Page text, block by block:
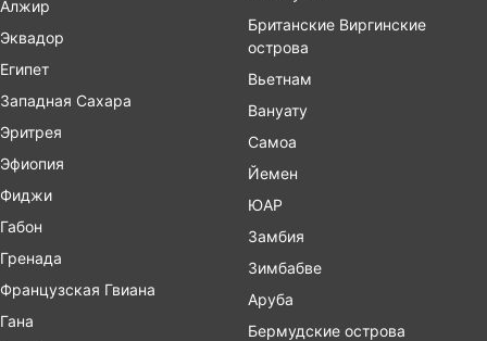
Алжир
Эквадор
Египет
Западная Сахара
Эритрея
Эфиопия
Фиджи
Габон
Гренада
Французская Гвиана
Гана
Британские Виргинские
острова
Вьетнам
Вануату
Самоа
Йемен
ЮАР
Замбия
Зимбабве
Аруба
Бермудские острова